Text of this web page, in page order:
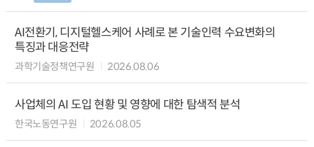
AI전환기, 디지털헬스케어 사례로 본 기술인력 수요변화의
특징과 대응전략
과학기술정책연구원 2026.08.06
사업체의 AI 도입 현황 및 영향에 대한 탐색적 분석
한국노동연구원 2026.08.05